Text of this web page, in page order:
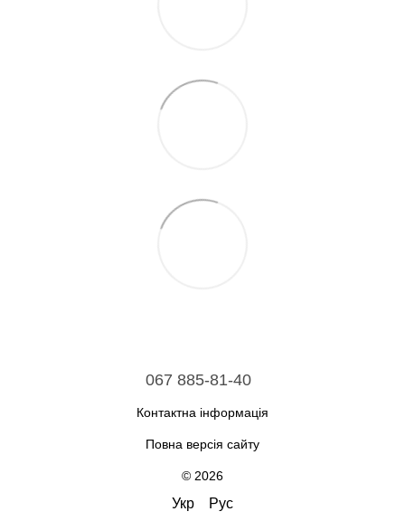
067 885-81-40
Контактна інформація
Повна версія сайту
© 2026
Укр Рус